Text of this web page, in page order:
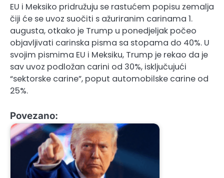
EU i Meksiko pridružuju se rastućem popisu zemalja
čiji će se uvoz suočiti s ažuriranim carinama 1.
augusta, otkako je Trump u ponedjeljak počeo
objavljivati carinska pisma sa stopama do 40%. U
svojim pismima EU i Meksiku, Trump je rekao da je
sav uvoz podložan carini od 30%, isključujući
“sektorske carine”, poput automobilske carine od
25%.
Povezano: